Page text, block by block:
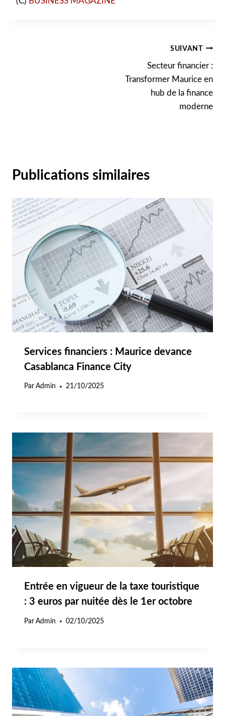
SUIVANT
Secteur financier :
Transformer Maurice en
hub de la finance
moderne
Publications similaires
Services financiers : Maurice devance
Casablanca Finance City
Par Admin 21/10/2025
Entrée en vigueur de la taxe touristique
: 3 euros par nuitée dès le 1er octobre
Par Admin 02/10/2025